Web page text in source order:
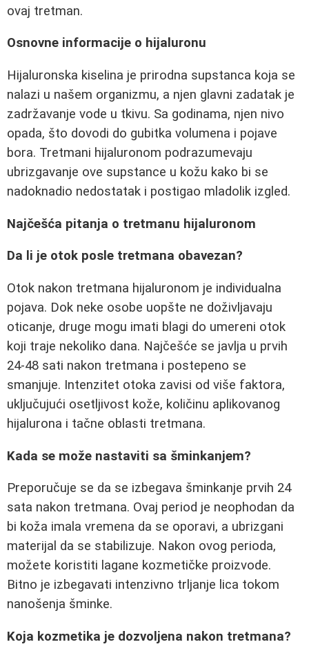
ovaj tretman.
Osnovne informacije o hijaluronu
Hijaluronska kiselina je prirodna supstanca koja se
nalazi u našem organizmu, a njen glavni zadatak je
zadržavanje vode u tkivu. Sa godinama, njen nivo
opada, što dovodi do gubitka volumena i pojave
bora. Tretmani hijaluronom podrazumevaju
ubrizgavanje ove supstance u kožu kako bi se
nadoknadio nedostatak i postigao mladolik izgled.
Najčešća pitanja o tretmanu hijaluronom
Da li je otok posle tretmana obavezan?
Otok nakon tretmana hijaluronom je individualna
pojava. Dok neke osobe uopšte ne doživljavaju
oticanje, druge mogu imati blagi do umereni otok
koji traje nekoliko dana. Najčešće se javlja u prvih
24-48 sati nakon tretmana i postepeno se
smanjuje. Intenzitet otoka zavisi od više faktora,
uključujući osetljivost kože, količinu aplikovanog
hijalurona i tačne oblasti tretmana.
Kada se može nastaviti sa šminkanjem?
Preporučuje se da se izbegava šminkanje prvih 24
sata nakon tretmana. Ovaj period je neophodan da
bi koža imala vremena da se oporavi, a ubrizgani
materijal da se stabilizuje. Nakon ovog perioda,
možete koristiti lagane kozmetičke proizvode.
Bitno je izbegavati intenzivno trljanje lica tokom
nanošenja šminke.
Koja kozmetika je dozvoljena nakon tretmana?